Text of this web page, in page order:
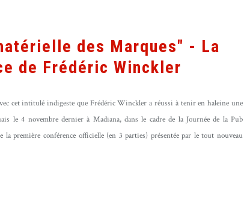
des Marques" - La
de Frédéric Winckler
cet intitulé indigeste que Frédéric Winckler a réussi à tenir en haleine une
le 4 novembre dernier à Madiana, dans le cadre de la Journée de la Pub
première conférence officielle (en 3 parties) présentée par le tout nouveau